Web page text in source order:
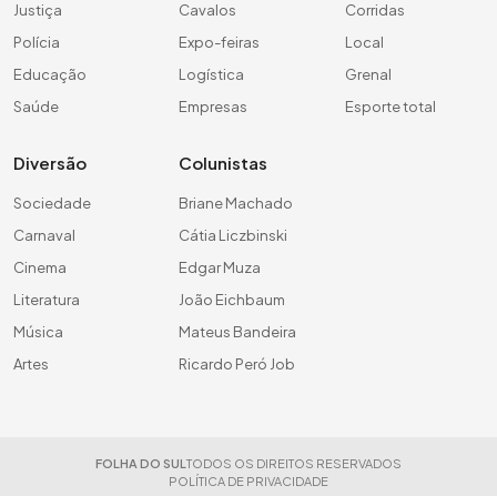
Justiça
Polícia
Educação
Saúde
Cavalos
Expo-feiras
Logística
Empresas
Corridas
Local
Grenal
Esporte total
Diversão
Sociedade
Carnaval
Cinema
Literatura
Música
Artes
Colunistas
Briane Machado
Cátia Liczbinski
Edgar Muza
João Eichbaum
Mateus Bandeira
Ricardo Peró Job
FOLHA DO SUL TODOS OS DIREITOS RESERVADOS
POLÍTICA DE PRIVACIDADE